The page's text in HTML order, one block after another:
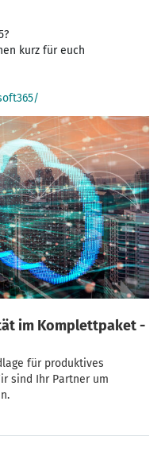
kurz für euch
im Komplettpaket -
für produktives
sind Ihr Partner um